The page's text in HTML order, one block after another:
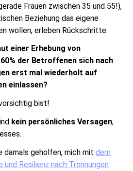
Frauen zwischen 35 und 55!),
Beziehung das eigene
wollen, erleben Rückschritte.
einer Erhebung von
der Betroffenen sich nach
erst mal wiederholt auf
einlassen?
bist!
kein persönliches Versagen,
damals geholfen, mich mit dem
Resilienz nach Trennungen